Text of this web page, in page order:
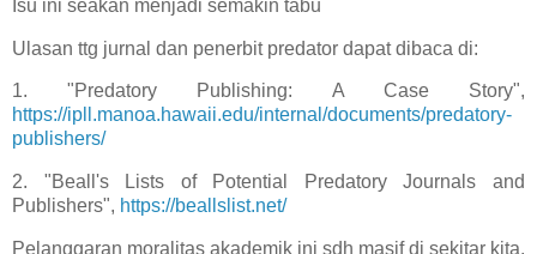
Isu ini seakan menjadi semakin tabu
Ulasan ttg jurnal dan penerbit predator dapat dibaca di:
1. "Predatory Publishing: A Case Story",
https://ipll.manoa.hawaii.edu/internal/documents/predatory-
publishers/
2. "Beall's Lists of Potential Predatory Journals and
Publishers", https://beallslist.net/
Pelanggaran moralitas akademik ini sdh masif di sekitar kita.